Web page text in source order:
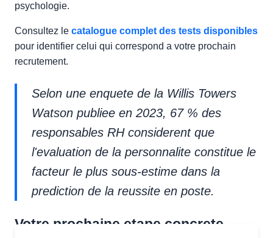
psychologie.
Consultez le catalogue complet des tests disponibles
pour identifier celui qui correspond a votre prochain
recrutement.
Selon une enquete de la Willis Towers
Watson publiee en 2023, 67 % des
responsables RH considerent que
l'evaluation de la personnalite constitue le
facteur le plus sous-estime dans la
prediction de la reussite en poste.
Votre prochaine etape concrete